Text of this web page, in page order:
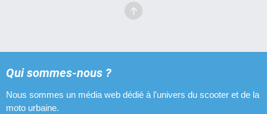
Qui sommes-nous ?
Nous sommes un média web dédié à l'univers du scooter et de la
moto urbaine.